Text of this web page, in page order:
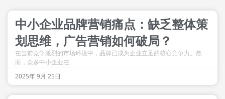
中小企业品牌营销痛点：缺乏整体策
划思维，广告营销如何破局？​
在当前竞争激烈的市场环境中，品牌已成为企业立足的核心竞争力。然
而，众多中小企业在
2025年 9月 25日